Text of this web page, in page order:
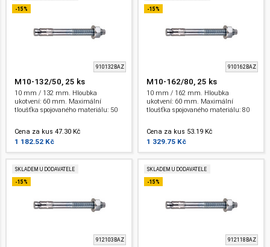
-15%
910132BAZ
M10-132/50, 25 ks
10 mm / 132 mm. Hloubka
ukotvení: 60 mm. Maximální
tloušťka spojovaného materiálu: 50
Cena za kus 47.30 Kč
1 182.52 Kč
-15%
910162BAZ
M10-162/80, 25 ks
10 mm / 162 mm. Hloubka
ukotvení: 60 mm. Maximální
tloušťka spojovaného materiálu: 80
Cena za kus 53.19 Kč
1 329.75 Kč
SKLADEM U DODAVATELE
-15%
912103BAZ
SKLADEM U DODAVATELE
-15%
912118BAZ